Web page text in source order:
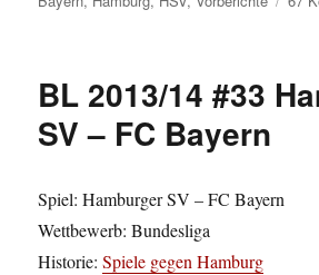
BL 2013/14 #33
SV – FC Bayern
Spiel: Hamburger SV – FC Bayern
Wettbewerb: Bundesliga
Historie:Spiele gegen Hamburg